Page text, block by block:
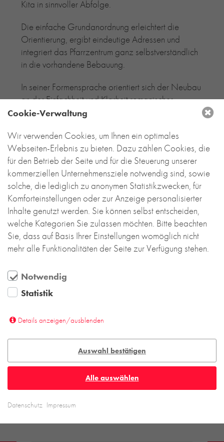
Kita in sinnvoller Abfolge.
Die einfache Grundanordnung erleichtert die
Orientierung, ergibt eindeutige Adressen und
integriert das Pfarrzentrum ganz selbstverständlich
in die vorhandene Bebauung.
In seiner Formensprache orientiert sich der Neubau
an der Einfachheit und Klarheit romanischer
Klosterbauten. Er definiert zurückhaltend und
Zusammenkommen der Pfarrgemeinde
selbstverständlich und einfach ermöglicht.
Eine helle, beige-graue Ziegelfassade,
großzügige Glasflächen, ein zinkgedecktes Dach
und Grünflächen erzeugen eine unaufdringliche
Atmosphäre der Gastfreundlichkeit und
Zugangsoffenheit für jedermann. Diese Anmutung
setzt sich im lichtdurchfluteten Innenbereich fort, in
dem sich die helle Ziegelstruktur wiederholt,
Stein.
Backstein klare, strenge Formen unterstreicht und
Weitere Fotos und Informationen zu diesem Projekt
Cookie-Verwaltung
Wir verwenden Cookies, um Ihnen ein optimales
Webseiten-Erlebnis zu bieten. Dazu zählen Cookies, die
für den Betrieb der Seite und für die Steuerung unserer
kommerziellen Unternehmensziele notwendig sind, sowie
solche, die lediglich zu anonymen Statistikzwecken, für
Komforteinstellungen oder zur Anzeige personalisierter
Inhalte genutzt werden. Sie können selbst entscheiden,
welche Kategorien Sie zulassen möchten. Bitte beachten
Sie, dass auf Basis Ihrer Einstellungen womöglich nicht
mehr alle Funktionalitäten der Seite zur Verfügung stehen.
Notwendig
Statistik
Details anzeigen/ausblenden
Auswahl bestätigen
Alle auswählen
Datenschutz Impressum